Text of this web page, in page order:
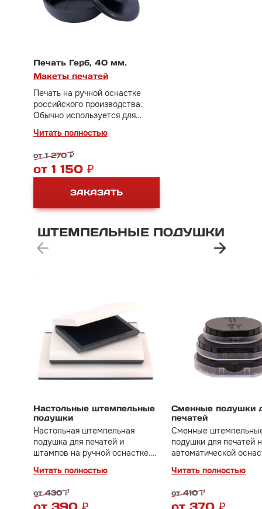
Печать Герб, 40 мм.
Макеты печатей
Читать полностью
Печать на ручной оснастке
российского производства.
Обычно используется для
В стоимость включено
изготовление клише печати за
1000 руб.
Дополнительно потребуется
от 1 270 ₽
от 1 150 ₽
ЗАКАЗАТЬ
ШТЕМПЕЛЬНЫЕ ПОДУШКИ
Настольные штемпельные
подушки
Читать полностью
Настольная штемпельная
подушка для печатей и
штампов на ручной оснастке.
мм до 210*148 мм.
от 430 ₽
Сменные подушки
печатей
Читать полностью
Сменные
подушки для печатей
автоматической
подушку необходимо
Цена зависит от
от 410 ₽